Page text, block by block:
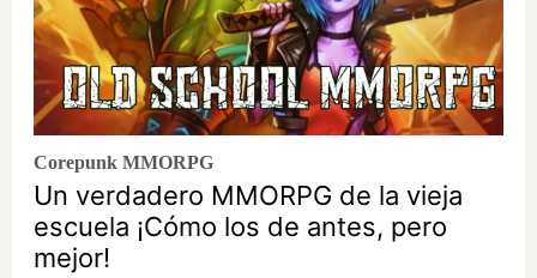
Corepunk MMORPG
Un verdadero MMORPG de la vieja
escuela ¡Cómo los de antes, pero
mejor!